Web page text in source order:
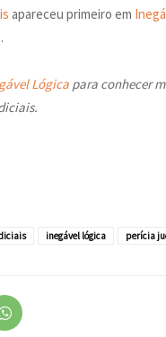
apareceu primeiro em
.
Lógica para conhecer
inegável lógica perícia